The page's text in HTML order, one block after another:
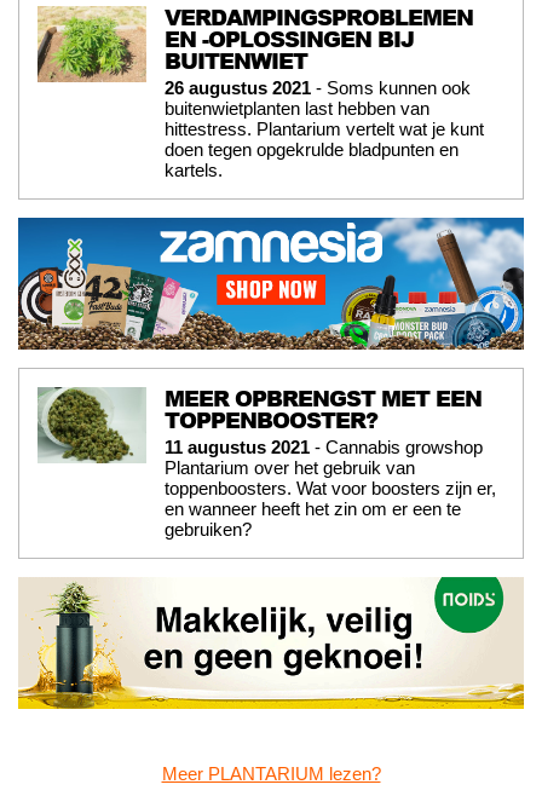
VERDAMPINGSPROBLEMEN
EN -OPLOSSINGEN BIJ
BUITENWIET
26 augustus 2021 - Soms kunnen ook
buitenwietplanten last hebben van
hittestress. Plantarium vertelt wat je kunt
doen tegen opgekrulde bladpunten en
kartels.
MEER OPBRENGST MET EEN
TOPPENBOOSTER?
11 augustus 2021 - Cannabis growshop
Plantarium over het gebruik van
toppenboosters. Wat voor boosters zijn er,
en wanneer heeft het zin om er een te
gebruiken?
Meer PLANTARIUM lezen?